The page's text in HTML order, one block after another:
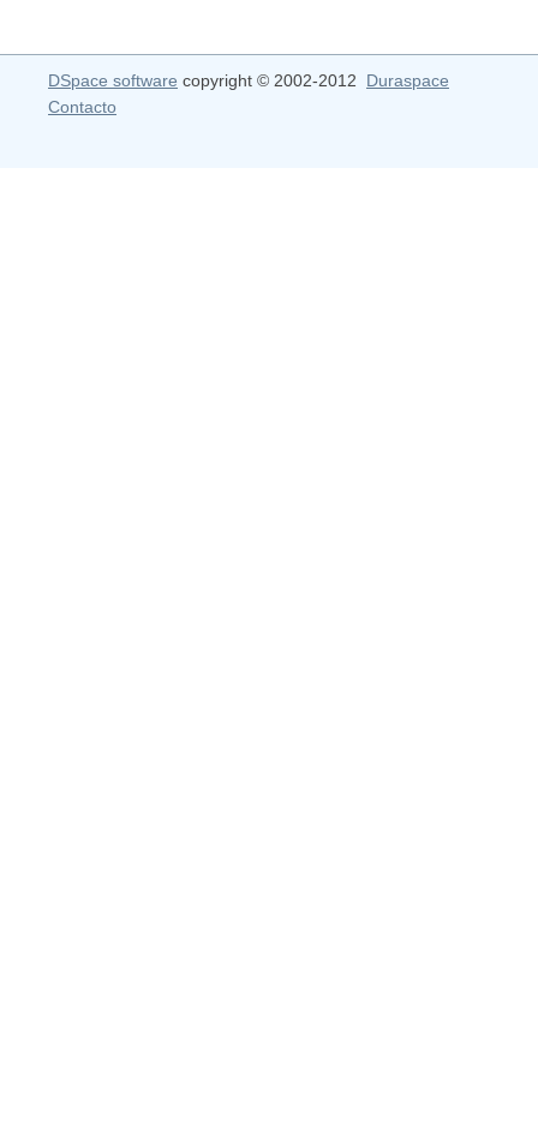
DSpace software copyright © 2002-2012 Duraspace
Contacto